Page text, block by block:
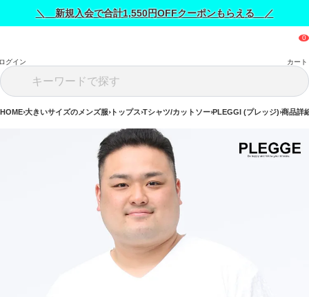
＼ 新規入会で合計1,550円OFFクーポンもらえる ／
グイン カート
HOME 大きいサイズのメンズ服 トップス Tシャツ/カットソー PLEGGI (プレッジ) 商品詳